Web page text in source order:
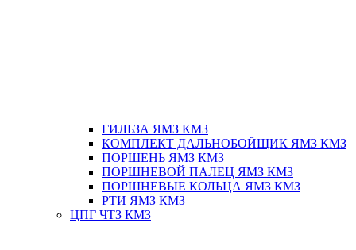
ГИЛЬЗА ЯМЗ КМЗ
КОМПЛЕКТ ДАЛЬНОБОЙЩИК ЯМЗ КМЗ
ПОРШЕНЬ ЯМЗ КМЗ
ПОРШНЕВОЙ ПАЛЕЦ ЯМЗ КМЗ
ПОРШНЕВЫЕ КОЛЬЦА ЯМЗ КМЗ
РТИ ЯМЗ КМЗ
ЦПГ ЧТЗ КМЗ